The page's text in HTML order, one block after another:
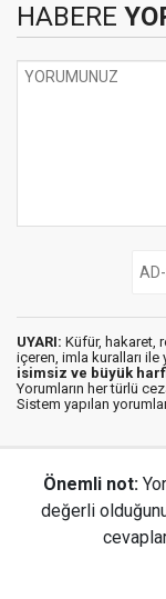
HABERE
UYARI: Küfür, hakaret,
içeren, imla kuralları ile
isimsiz ve büyük
Yorumların her türlü
Sistem yapılan
Önemli not:
değerli